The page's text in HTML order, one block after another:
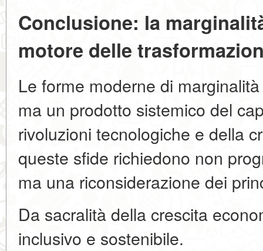
Conclusione: la
motore delle
Le forme moderne di
ma un prodotto sistemico del
rivoluzioni tecnologiche e della
queste sfide richiedono non
ma una riconsiderazione dei
Da sacralità della crescita
inclusivo e sostenibile.